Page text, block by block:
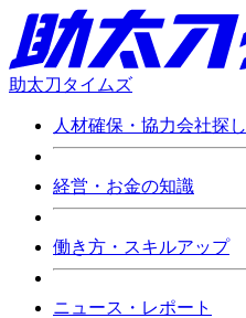
助太刀タイムズ
人材確保・協力会社探し
経営・お金の知識
働き方・スキルアップ
ニュース・レポート